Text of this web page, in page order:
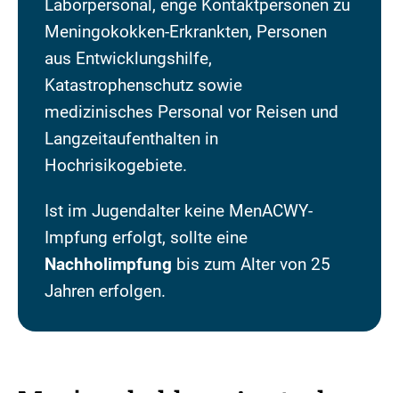
Laborpersonal, enge Kontaktpersonen zu
Meningokokken-Erkrankten, Personen
aus Entwicklungshilfe,
Katastrophenschutz sowie
medizinisches Personal vor Reisen und
Langzeitaufenthalten in
Hochrisikogebiete.
Ist im Jugendalter keine MenACWY-
Impfung erfolgt, sollte eine
Nachholimpfung bis zum Alter von 25
Jahren erfolgen.